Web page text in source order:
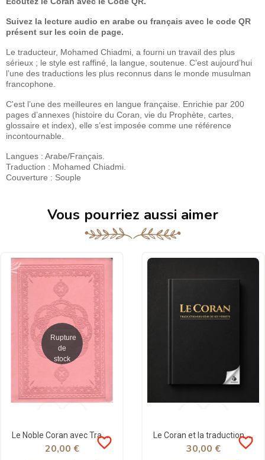
Suivez la lecture audio en arabe ou français avec le code QR
présent sur les coin de page.
Le traducteur, Mohamed Chiadmi, a fourni un travail des plus
sérieux ; le style est raffiné, la langue, soutenue. C’est aujourd’hui
l’une des traductions les plus reconnus dans le monde musulman
francophone.
C'est l’une des meilleures en langue française. Enrichie par 200
pages d’annexes (histoire du Coran, vie du Prophète, cartes,
glossaire et index), elle s’est imposée comme une référence
incontournable.
Langues : Arabe/Français.
Traduction : Mohamed Chiadmi.
Couverture : Souple
Vous pourriez aussi aimer
Rupture
de
stock
Le Noble Coran avec Traduction des sens en Français - Rose - Rigide
favorite_border
20,00 €
Le Coran et la traduction des sens en français (Arabe-Français) - Tawbah
favorite_border
30,00 €